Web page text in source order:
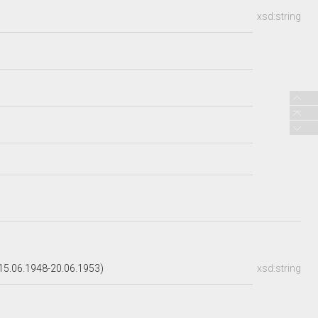
xsd:string
xsd:string
20.06.1953)